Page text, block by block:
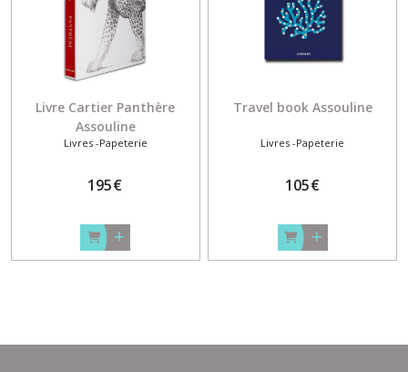
Livre Cartier Panthère
Assouline
Livres -Papeterie
195€
Travel book Assouline
Livres -Papeterie
105€